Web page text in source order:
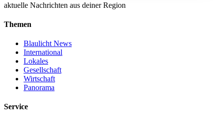
aktuelle Nachrichten aus deiner Region
Themen
Blaulicht News
International
Lokales
Gesellschaft
Wirtschaft
Panorama
Service